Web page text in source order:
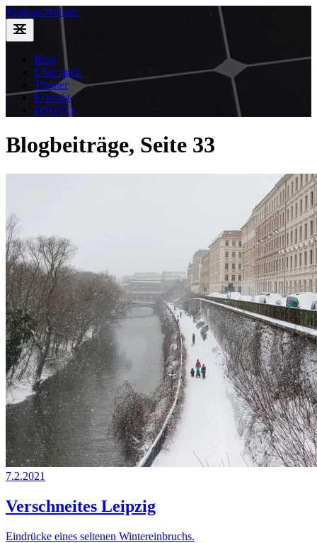
Mathias Wellner
Blog
Über mich
Theater
Kontakt
DSGVO
Blogbeiträge, Seite 33
7.2.2021
Verschneites Leipzig
Eindrücke eines seltenen Wintereinbruchs.